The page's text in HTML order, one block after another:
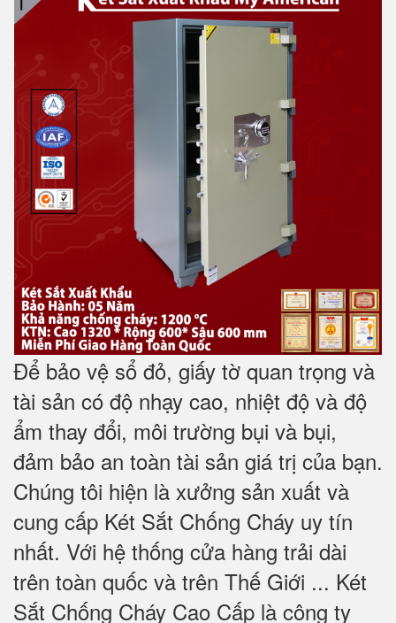
Để bảo vệ sổ đỏ, giấy tờ quan trọng và
tài sản có độ nhạy cao, nhiệt độ và độ
ẩm thay đổi, môi trường bụi và bụi,
đảm bảo an toàn tài sản giá trị của bạn.
Chúng tôi hiện là xưởng sản xuất và
cung cấp Két Sắt Chống Cháy uy tín
nhất. Với hệ thống cửa hàng trải dài
trên toàn quốc và trên Thế Giới ... Két
Sắt Chống Cháy Cao Cấp là công ty